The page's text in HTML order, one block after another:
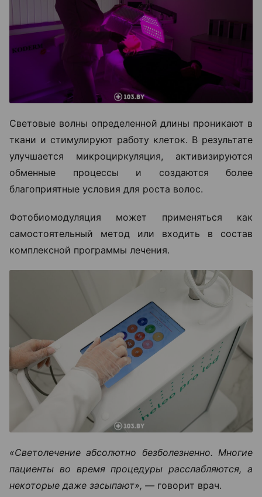
Световые волны определенной длины проникают в
ткани и стимулируют работу клеток. В результате
улучшается микроциркуляция, активизируются
обменные процессы и создаются более
благоприятные условия для роста волос.
Фотобиомодуляция может применяться как
самостоятельный метод или входить в состав
комплексной программы лечения.
«Светолечение абсолютно безболезненно. Многие
пациенты во время процедуры расслабляются, а
некоторые даже засыпают», — говорит врач.